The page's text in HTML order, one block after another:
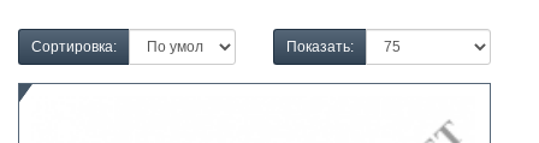
Сортировка: Показать: